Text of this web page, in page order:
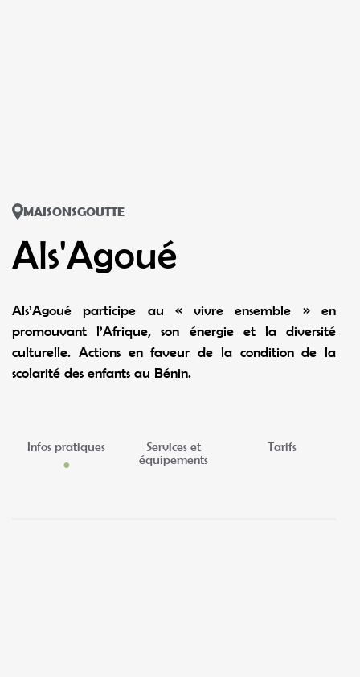
MAISONSGOUTTE
Als'Agoué
Als’Agoué participe au « vivre ensemble » en
promouvant l’Afrique, son énergie et la diversité
culturelle. Actions en faveur de la condition de la
scolarité des enfants au Bénin.
Infos pratiques
Services et
équipements
Tarifs